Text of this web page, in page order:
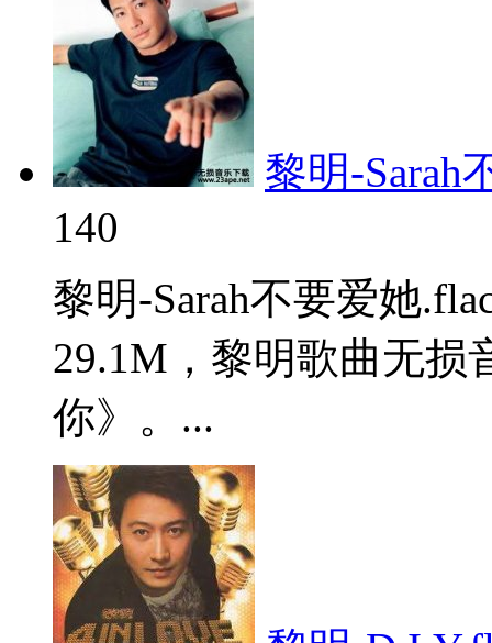
黎明-Sarah
140
黎明-Sarah不要爱她
29.1M，黎明歌曲无损
你》。...